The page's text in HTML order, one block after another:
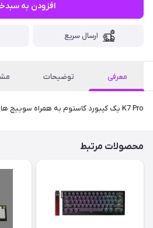
افزودن به
ارسال سریع
معرفی توضیحات
K7 Pro یک کیبورد کاستوم به همراه سوییچ های Gateron میباشد.
محصولات مرتبط